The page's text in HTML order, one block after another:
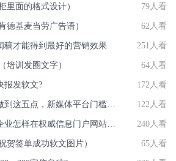
里面的格式设计） 79人看
德基麦当劳广告语） 62人看
稿才能得到最好的营销效果 251人看
培训发圈文字） 64人看
报发软文? 172人看
[营销技巧]软文传播做到这五点，新媒体平台门槛抬高成机遇 122人看
[营销技巧]电工电气企业怎样在权威信息门户网站发稿? 240人看
贺签单成功软文图片） 65人看